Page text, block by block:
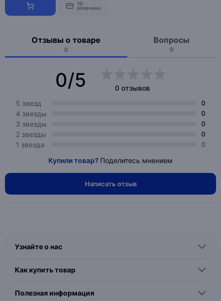
10
оплачено
Отзывы о товаре
0
Вопросы
0
0/5
0 отзывов
5 звезд
0
4 звезды 0
3 звезды 0
2 звезды 0
1 звезда 0
Купили товар? Поделитесь мнением
Написать отзыв
Узнайте о нас
Как купить товар
Полезная информация